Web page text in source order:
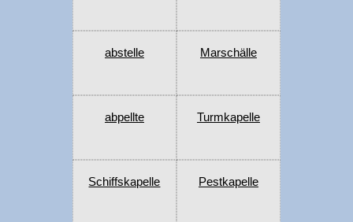
abstelle Marschälle
abpellte Turmkapelle
Schiffskapelle Pestkapelle